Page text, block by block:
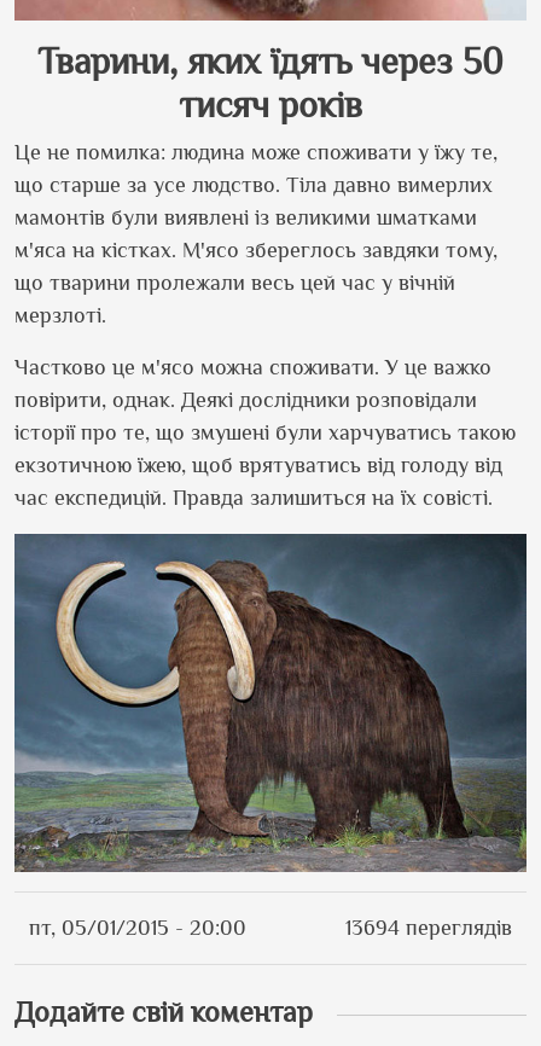
Тварини, яких їдять через 50
тисяч років
Це не помилка: людина може споживати у їжу те,
що старше за усе людство. Тіла давно вимерлих
мамонтів були виявлені із великими шматками
м'яса на кістках. М'ясо збереглось завдяки тому,
що тварини пролежали весь цей час у вічній
мерзлоті.
Частково це м'ясо можна споживати. У це важко
повірити, однак. Деякі дослідники розповідали
історії про те, що змушені були харчуватись такою
екзотичною їжею, щоб врятуватись від голоду від
час експедицій. Правда залишиться на їх совісті.
пт, 05/01/2015 - 20:00 13694 переглядів
Додайте свій коментар